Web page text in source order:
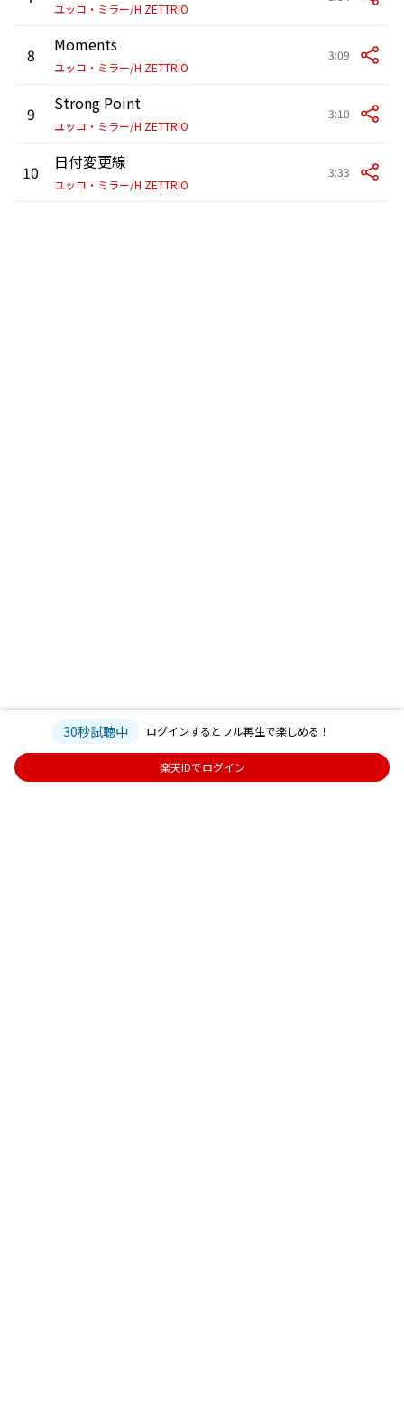
ユッコ・ミラー/H ZETTRIO
8 Moments
ユッコ・ミラー/H ZETTRIO
3:09
9 Strong Point
ユッコ・ミラー/H ZETTRIO
3:10
10 日付変更線
ユッコ・ミラー/H ZETTRIO
3:33
30秒試聴中 ログインするとフル再生で楽しめる！
楽天IDでログイン